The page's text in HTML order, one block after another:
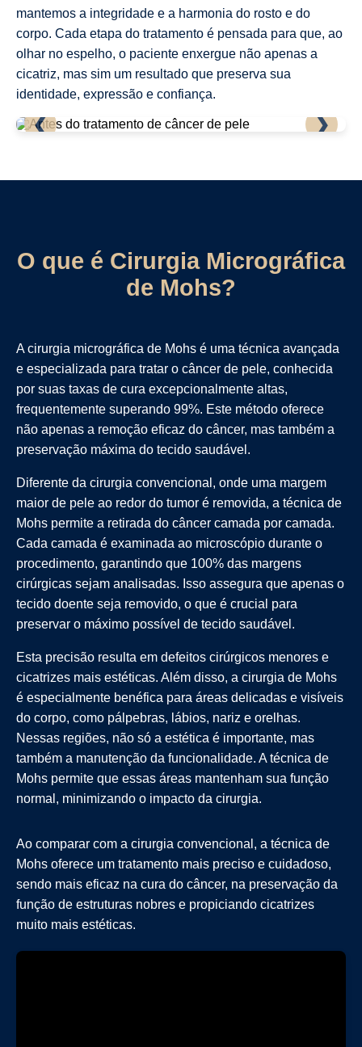
mantemos a integridade e a harmonia do rosto e do
corpo. Cada etapa do tratamento é pensada para que, ao
olhar no espelho, o paciente enxergue não apenas a
cicatriz, mas sim um resultado que preserva sua
identidade, expressão e confiança.
❮ ❯
O que é Cirurgia Micrográfica
de Mohs?
A cirurgia micrográfica de Mohs é uma técnica avançada
e especializada para tratar o câncer de pele, conhecida
por suas taxas de cura excepcionalmente altas,
frequentemente superando 99%. Este método oferece
não apenas a remoção eficaz do câncer, mas também a
preservação máxima do tecido saudável.
Diferente da cirurgia convencional, onde uma margem
maior de pele ao redor do tumor é removida, a técnica de
Mohs permite a retirada do câncer camada por camada.
Cada camada é examinada ao microscópio durante o
procedimento, garantindo que 100% das margens
cirúrgicas sejam analisadas. Isso assegura que apenas o
tecido doente seja removido, o que é crucial para
preservar o máximo possível de tecido saudável.
Esta precisão resulta em defeitos cirúrgicos menores e
cicatrizes mais estéticas. Além disso, a cirurgia de Mohs
é especialmente benéfica para áreas delicadas e visíveis
do corpo, como pálpebras, lábios, nariz e orelhas.
Nessas regiões, não só a estética é importante, mas
também a manutenção da funcionalidade. A técnica de
Mohs permite que essas áreas mantenham sua função
normal, minimizando o impacto da cirurgia.
Ao comparar com a cirurgia convencional, a técnica de
Mohs oferece um tratamento mais preciso e cuidadoso,
sendo mais eficaz na cura do câncer, na preservação da
função de estruturas nobres e propiciando cicatrizes
muito mais estéticas.